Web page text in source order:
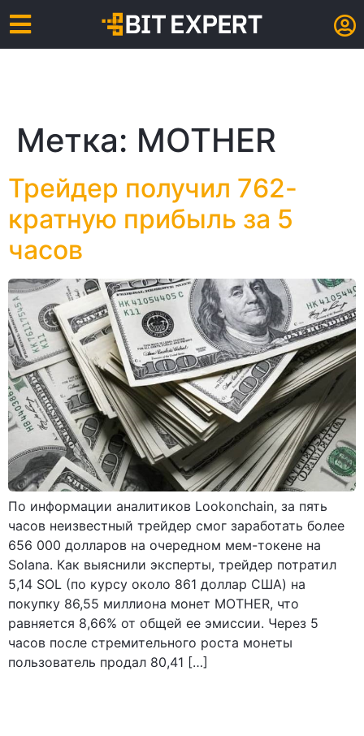
Метка: MOTHER
Трейдер получил 762-
кратную прибыль за 5
часов
По информации аналитиков Lookonchain, за пять
часов неизвестный трейдер смог заработать более
656 000 долларов на очередном мем-токене на
Solana. Как выяснили эксперты, трейдер потратил
5,14 SOL (по курсу около 861 доллар США) на
покупку 86,55 миллиона монет MOTHER, что
равняется 8,66% от общей ее эмиссии. Через 5
часов после стремительного роста монеты
пользователь продал 80,41 […]